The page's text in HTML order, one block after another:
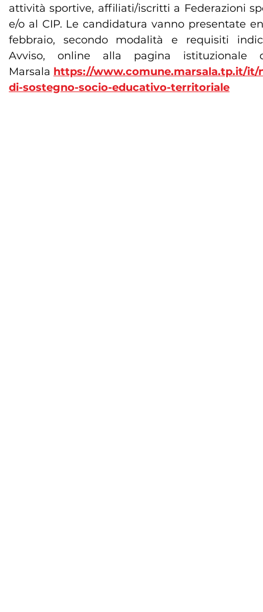
attività sportive, affiliati/iscritti a Federazioni
e/o al CIP. Le candidatura vanno presentate
febbraio, secondo modalità e requisiti
Avviso, online alla pagina istituzionale
Marsala https://www.comune.marsala.tp.it/it/
di-sostegno-socio-educativo-territoriale